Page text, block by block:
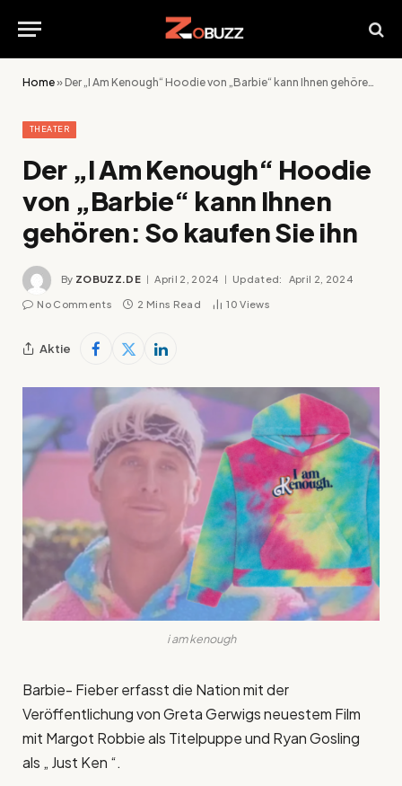
Home»Der „I Am Kenough“ Hoodie von „Barbie“ kann Ihnen gehören: So kaufen Sie ihn
THEATER
Der „I Am Kenough“ Hoodie
von „Barbie“ kann Ihnen
gehören: So kaufen Sie ihn
By ZOBUZZ.DE April 2, 2024 Updated: April 2, 2024
No Comments 2 Mins Read 10Views
Aktie
i am kenough
Barbie- Fieber erfasst die Nation mit der
Veröffentlichung von Greta Gerwigs neuestem Film
mit Margot Robbie als Titelpuppe und Ryan Gosling
als „ Just Ken “.